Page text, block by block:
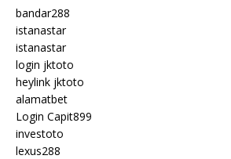
bandar288
istanastar
istanastar
login jktoto
heylink jktoto
alamatbet
Login Capit899
investoto
lexus288